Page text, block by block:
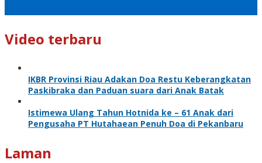
Video terbaru
IKBR Provinsi Riau Adakan Doa Restu Keberangkatan
Paskibraka dan Paduan suara dari Anak Batak
Istimewa Ulang Tahun Hotnida ke – 61 Anak dari
Pengusaha PT Hutahaean Penuh Doa di Pekanbaru
Laman